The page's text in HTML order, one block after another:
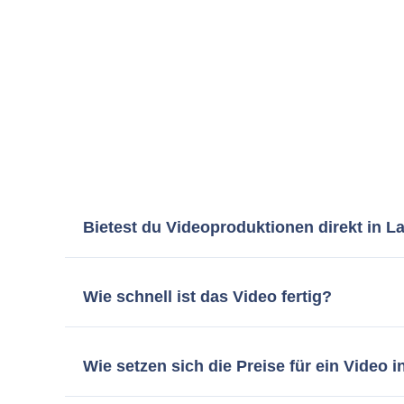
Bietest du Videoproduktionen direkt in
unkompliziert bei euch vor Ort. Das ist super
Wie schnell ist das Video fertig?
Dann priorisiere ich dein Projekt in Landshut und
Wie setzen sich die Preise für ein Video